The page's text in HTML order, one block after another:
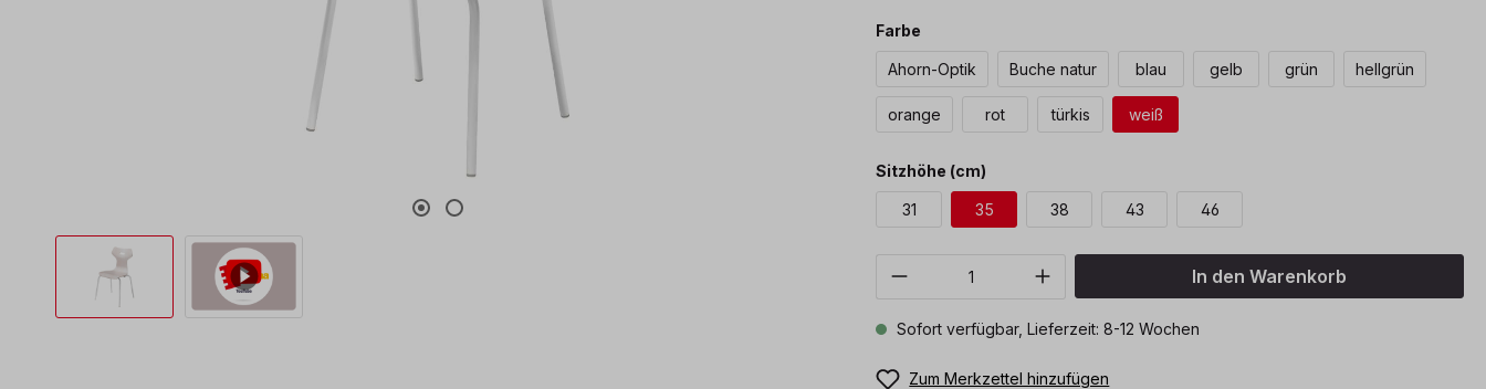
Farbe
Ahorn-Optik Buche natur blau gelb grün hellgrün
orange rot türkis weiß
Sitzhöhe (cm)
31 35 38 43 46
Produkt Anzahl: Gib den gewünschten Wert
In den Warenkorb
Sofort verfügbar, Lieferzeit: 8-12 Wochen
Zum Merkzettel hinzufügen